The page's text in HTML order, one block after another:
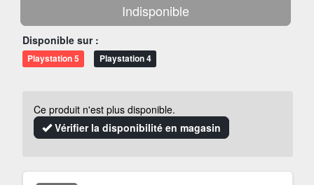
Indisponible
Disponible sur :
Playstation 5 Playstation 4
Ce produit n'est plus disponible.
Vérifier la disponibilité en magasin